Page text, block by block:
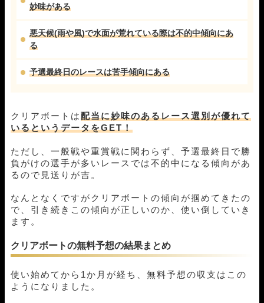
妙味がある
悪天候(雨や風)で水面が荒れている際は不的中傾向にあ
る
予選最終日のレースは苦手傾向にある
クリアボート は配当に妙味のあるレース選別が優れて
いるというデータをGET！
ただし、一般戦や重賞戦に関わらず、予選最終日で勝
負がけの選手が多いレースでは不的中になる傾向があ
るので見送りが吉。
なんとなくですがクリアボートの傾向が掴めてきたの
で、引き続きこの傾向が正しいのか、使い倒していき
ます。
クリアボートの無料予想の結果まとめ
使い始めてから1か月が経ち、無料予想の収支はこの
ようになりました。